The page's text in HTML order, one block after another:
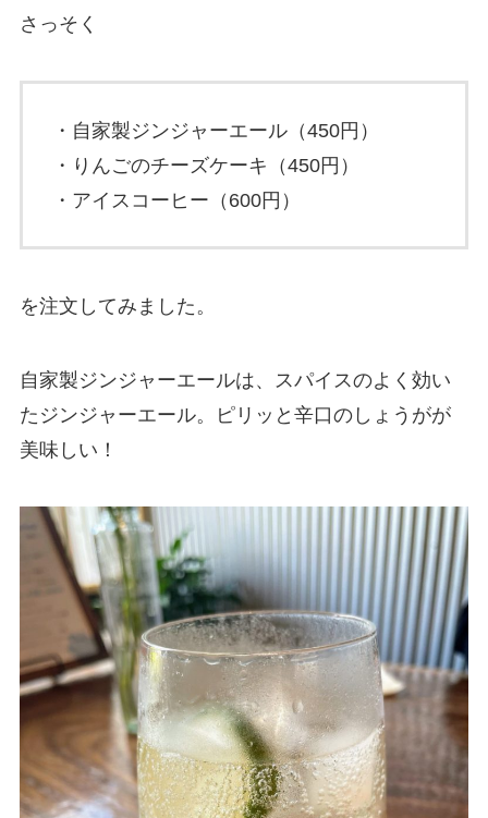
さっそく
・自家製ジンジャーエール（450円）
・りんごのチーズケーキ（450円）
・アイスコーヒー（600円）
を注文してみました。
自家製ジンジャーエールは、スパイスのよく効い
たジンジャーエール。ピリッと辛口のしょうがが
美味しい！